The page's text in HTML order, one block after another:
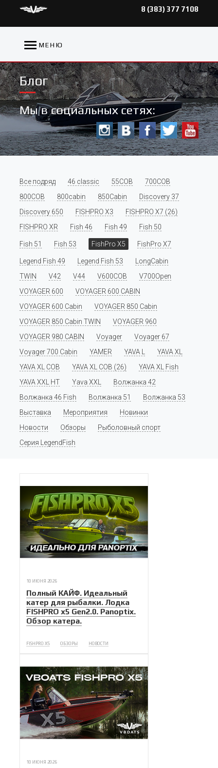
8 (383) 377 7108
МЕНЮ
Блог
Мы в социальных сетях:
Все подряд 46 classic 55COB
700COB
800COB
800cabin 850Cabin
Discovery 37
Discovery 650
FISHPRO X3
FISHPRO X7 (26)
FISHPRO XR
Fish 46 Fish 49 Fish 50
Fish 51 Fish 53 FishPro X5 FishPro X7
Legend Fish 49 Legend Fish 53
LongCabin
TWIN
V42 V44 V600COB
V700Open
VOYAGER 600
VOYAGER 600 CABIN
VOYAGER 600 Cabin
VOYAGER 850 Cabin
VOYAGER 850 Cabin TWIN
VOYAGER 960
VOYAGER 980 CABIN
Voyager
Voyager 67
Voyager 700 Cabin
YAMER YAVA L
YAVA XL
YAVA XL COB
YAVA XL COB (26)
YAVA XL Fish
YAVA XXL HT
Yava XXL
Волжанка 42
Волжанка 46 Fish
Волжанка 51
Волжанка 53
Выставка
Мероприятия
Новинки
Новости
Обзоры
Рыболовный спорт
Серия LegendFish
10 ИЮНЯ 2026
Полный КАЙФ. Идеальный
катер для рыбалки. Лодка
FISHPRO x5 Gen2.0. Panoptix.
Обзор катера.
FISHPRO X5 ОБЗОРЫ НОВОСТИ
10 ИЮНЯ 2026